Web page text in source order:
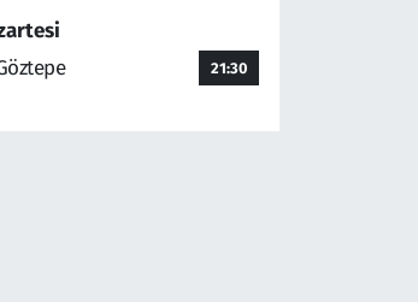
21:30